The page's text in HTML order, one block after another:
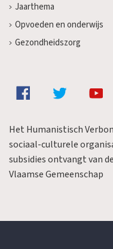
Jaarthema
Opvoeden en onderwijs
Gezondheidszorg
Het Humanistisch
sociaal-culturele
subsidies ontvangt van de
Vlaamse Gemeenschap